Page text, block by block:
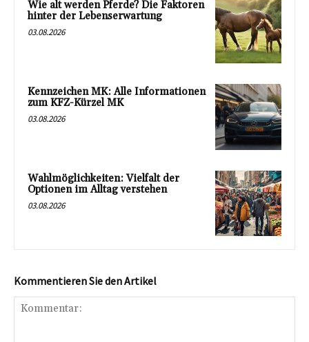
Wie alt werden Pferde? Die Faktoren
hinter der Lebenserwartung
03.08.2026
Kennzeichen MK: Alle Informationen
zum KFZ-Kürzel MK
03.08.2026
Wahlmöglichkeiten: Vielfalt der
Optionen im Alltag verstehen
03.08.2026
Kommentieren Sie den Artikel